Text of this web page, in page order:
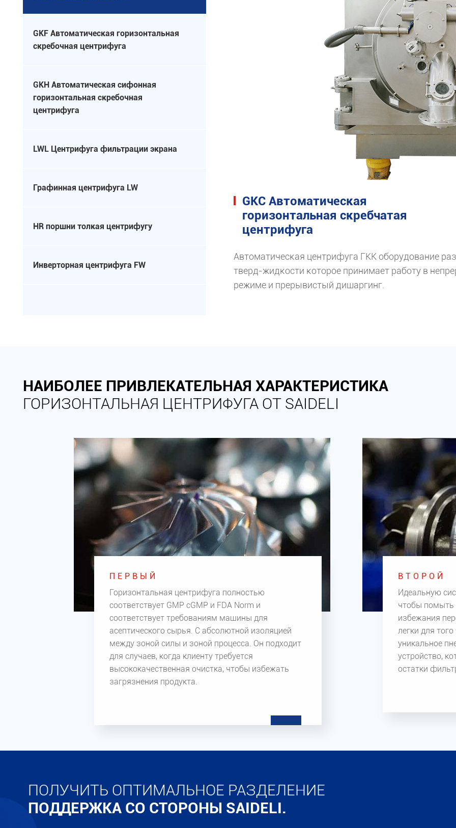
GKF Автоматическая горизонтальная
скребочная центрифуга
GKH Автоматическая сифонная
горизонтальная скребочная
центрифуга
LWL Центрифуга фильтрации экрана
Графинная центрифуга LW
HR поршни толкая центрифугу
Инверторная центрифуга FW
GKC Автоматическая
горизонтальная скребчатая
центрифуга
Автоматическая центрифуга ГКК оборудование
тверд-жидкости которое принимает работу в
режиме и прерывистый дишаргинг.
НАИБОЛЕЕ ПРИВЛЕКАТЕЛЬНАЯ ХАРАКТЕРИСТИКА
ГОРИЗОНТАЛЬНАЯ ЦЕНТРИФУГА ОТ SAIDELI
ПЕРВЫЙ
Горизонтальная центрифуга полностью
соответствует GMP cGMP и FDA Norm и
соответствует требованиям машины для
асептического сырья. С абсолютной изоляцией
между зоной силы и зоной процесса. Он подходит
для случаев, когда клиенту требуется
высококачественная очистка, чтобы избежать
загрязнения продукта.
ВТОРОЙ
Идеальную
чтобы помыть
избежания
легки для
уникальное
устройство,
остатки
ПОЛУЧИТЬ ОПТИМАЛЬНОЕ РАЗДЕЛЕНИЕ
ПОДДЕРЖКА СО СТОРОНЫ SAIDELI.